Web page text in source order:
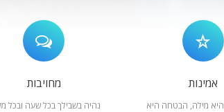
אמינות
היא מילה, הבטחה היא
מחויבות
נהיה בשבילך בכל שעה ובכל